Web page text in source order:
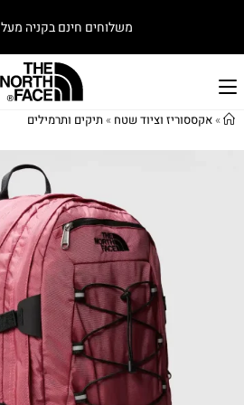
משלוחים חינם בקניה מעל 249 ש"ח
»אקססוריז וציוד שטח »תיקים ותרמילים